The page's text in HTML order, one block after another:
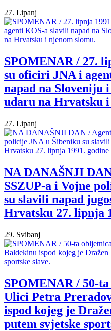
27. Lipanj
SPOMENAR / 27.
su oficiri JNA i
napad na Sloveniju
udaru na Hrvatsku
27. Lipanj
NA DANAŠNJI
SSZUP-a i Vojne
su slavili napad
Hrvatsku 27. lipnja
29. Svibanj
SPOMENAR / 50-
Ulici Petra
ispod kojeg je
putem svjetske